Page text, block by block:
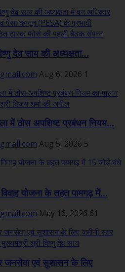
देव साय की अध्यक्षता...
Aug 6, 2026 1
में ठोस अपशिष्ट प्रबंधन नियम...
Aug 5, 2026 5
योजना के तहत पामगढ़ में...
May 16, 2026 61
जनसेवा एवं सुशासन के लिए